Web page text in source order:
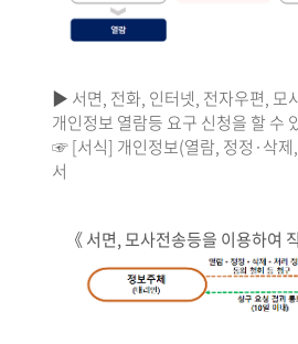
▶ 서면, 전화, 인터넷, 전자우편, 모
개인정보 열람등 요구 신청을 할 수
☞ [서식] 개인정보(열람, 정정·삭제
서
《 서면, 모사전송등을 이용하여